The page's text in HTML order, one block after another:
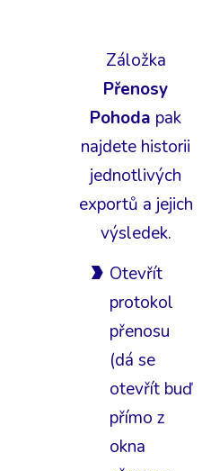
Záložka
Přenosy
Pohoda pak
najdete historii
jednotlivých
exportů a jejich
výsledek.
Otevřít
protokol
přenosu
(dá se
otevřít buď
přímo z
okna